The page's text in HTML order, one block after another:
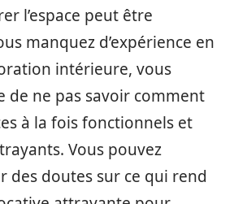
l’espace peut être
manquez d’expérience en
intérieure, vous
de ne pas savoir comment
à la fois fonctionnels et
Vous pouvez
des doutes sur ce qui rend